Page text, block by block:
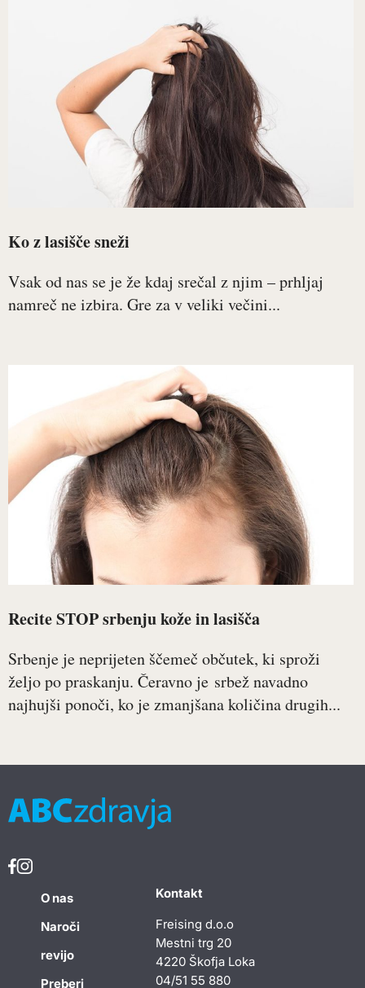
Ko z lasišče sneži
Vsak od nas se je že kdaj srečal z njim – prhljaj
namreč ne izbira. Gre za v veliki večini...
Recite STOP srbenju kože in lasišča
Srbenje je neprijeten ščemeč občutek, ki sproži
željo po praskanju. Čeravno je srbež navadno
najhujši ponoči, ko je zmanjšana količina drugih...
O nas
Naroči
revijo
Preberi
Kontakt
Freising d.o.o
Mestni trg 20
4220 Škofja Loka
04/51 55 880